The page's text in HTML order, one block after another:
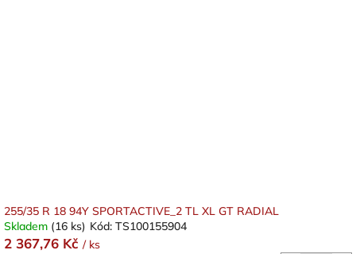
255/35 R 18 94Y SPORTACTIVE_2 TL XL GT RADIAL
Skladem (16 ks) Kód: TS100155904
2 367,76 Kč / ks